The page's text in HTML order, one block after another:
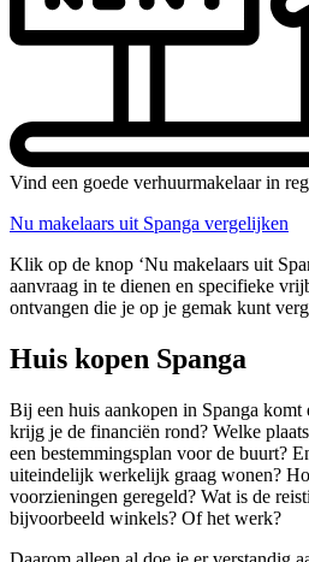
Vind een goede verhuurmakelaar in
Nu makelaars uit Spanga vergelijken
Klik op de knop ‘Nu makelaars uit
aanvraag in te dienen en specifieke
ontvangen die je op je gemak kunt
Huis kopen Spanga
Bij een huis aankopen in Spanga
krijg je de financiën rond? Welke
een bestemmingsplan voor de buurt?
uiteindelijk werkelijk graag wonen?
voorzieningen geregeld? Wat is de
bijvoorbeeld winkels? Of het werk?